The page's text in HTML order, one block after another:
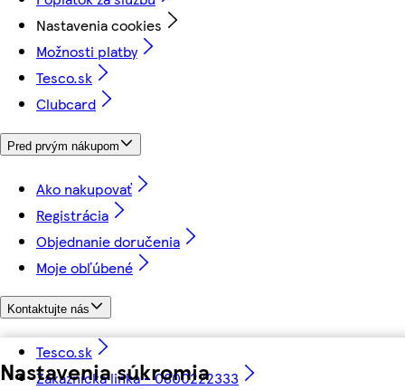
Nastavenia súkromia
Nastavenia cookies
Možnosti platby
Tesco.sk
Clubcard
Pred prvým nákupom
Ako nakupovať
Registrácia
Objednanie doručenia
Moje obľúbené
Kontaktujte nás
Tesco.sk
Zákaznícka linka - 0800222333